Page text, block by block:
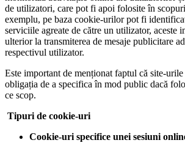
de utilizatori, care pot fi apoi folosite în
exemplu, pe baza cookie-urilor pot fi
serviciile agreate de către un utilizator, aceste
ulterior la transmiterea de mesaje publicitare
respectivul utilizator.
Este important de menționat faptul că site-
obligația de a specifica în mod public dacă
ce scop.
Tipuri de cookie-uri
Cookie-uri specifice unei sesiuni